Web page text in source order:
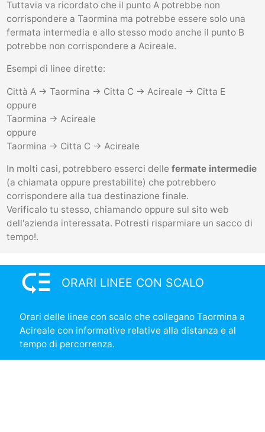
Tuttavia va ricordato che il punto A potrebbe non
corrispondere a Taormina ma potrebbe essere solo una
fermata intermedia e allo stesso modo anche il punto B
potrebbe non corrispondere a Acireale.
Esempi di linee dirette:
Città A -> Taormina -> Citta C -> Acireale -> Citta E
oppure
Taormina -> Acireale
oppure
Taormina -> Citta C -> Acireale
In molti casi, potrebbero esserci delle fermate intermedie
(a chiamata oppure prestabilite) che potrebbero
corrispondere alla tua destinazione finale.
Verificalo tu stesso, chiamando oppure sul sito web
dell'azienda interessata. Potresti risparmiare un sacco di
tempo!.
low_priority ORARI LINEE CON SCALO
Orari delle linee con scalo che collegano Taormina a
Acireale con informative relative alla distanza e al
tempo di percorrenza.